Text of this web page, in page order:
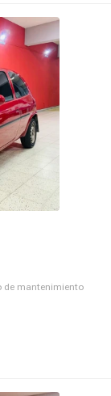
de mantenimiento